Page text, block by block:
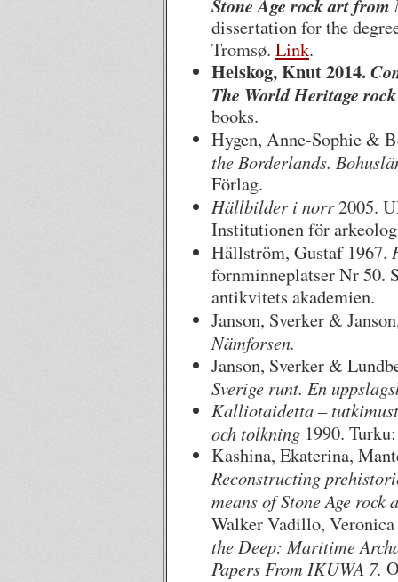
Stone Age rock art
dissertation for the
Tromsø. Link.
Helskog, Knut 2014.
The World Heritage
books.
Hygen, Anne-Sophie &
the Borderlands.
Förlag.
Hällbilder i norr2005.
Institutionen för
Hällström, Gustaf 1967.
fornminneplatser Nr 50.
antikvitets akademien.
Janson, Sverker &
Nämforsen.
Janson, Sverker &
Sverige runt. En
Kalliotaidetta –
och tolkning 1990.
Kashina, Ekaterina,
Reconstructing
means of Stone Age
Walker Vadillo,
the Deep: Maritime
Papers From IKUWA 7.